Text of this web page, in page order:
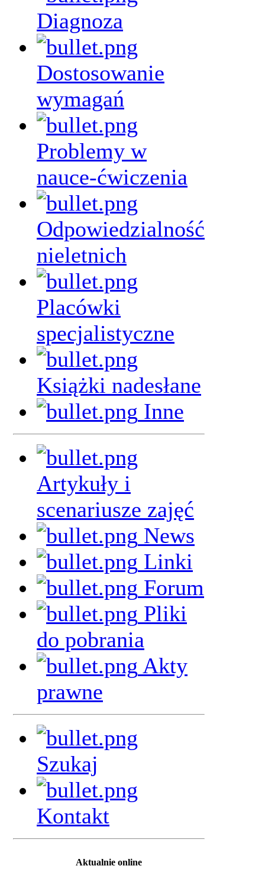
Diagnoza
Dostosowanie
wymagań
Problemy w
nauce-ćwiczenia
Odpowiedzialność
nieletnich
Placówki
specjalistyczne
Książki nadesłane
Inne
Artykuły i
scenariusze zajęć
News
Linki
Forum
Pliki
do pobrania
Akty
prawne
Szukaj
Kontakt
Aktualnie online